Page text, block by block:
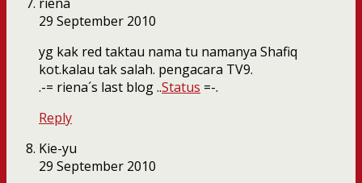
29 September 2010
yg kak red taktau nama tu namanya Shafiq
kot.kalau tak salah. pengacara TV9.
.-= riena´s last blog ..Status =-.
Reply
Kie-yu
29 September 2010